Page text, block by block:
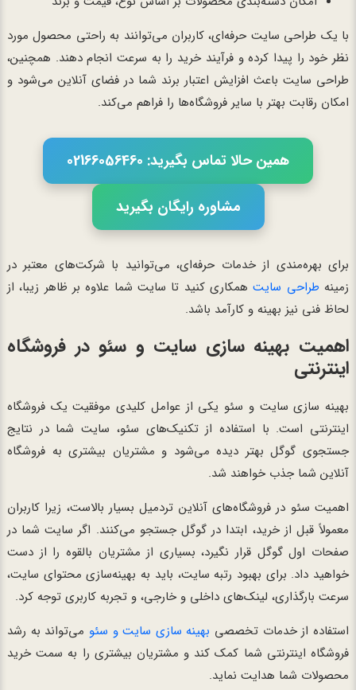
با یک طراحی سایت حرفه‌ای، کاربران می‌توانند به راحتی محصول مورد
نظر خود را پیدا کرده و فرآیند خرید را به سرعت انجام دهند. همچنین،
طراحی سایت باعث افزایش اعتبار برند شما در فضای آنلاین می‌شود و
امکان رقابت بهتر با سایر فروشگاه‌ها را فراهم می‌کند.
همین حالا تماس بگیرید: 02166056460
مشاوره رایگان بگیرید
برای بهره‌مندی از خدمات حرفه‌ای، می‌توانید با شرکت‌های معتبر در
زمینه طراحی سایتهمکاری کنید تا سایت شما علاوه بر ظاهر زیبا، از
لحاظ فنی نیز بهینه و کارآمد باشد.
اهمیت بهینه سازی سایت و سئو در فروشگاه
اینترنتی
بهینه سازی سایت و سئو یکی از عوامل کلیدی موفقیت یک فروشگاه
اینترنتی است. با استفاده از تکنیک‌های سئو، سایت شما در نتایج
جستجوی گوگل بهتر دیده می‌شود و مشتریان بیشتری به فروشگاه
آنلاین شما جذب خواهند شد.
اهمیت سئو در فروشگاه‌های آنلاین تردمیل بسیار بالاست، زیرا کاربران
معمولاً قبل از خرید، ابتدا در گوگل جستجو می‌کنند. اگر سایت شما در
صفحات اول گوگل قرار نگیرد، بسیاری از مشتریان بالقوه را از دست
خواهید داد. برای بهبود رتبه سایت، باید به بهینه‌سازی محتوای سایت،
سرعت بارگذاری، لینک‌های داخلی و خارجی، و تجربه کاربری توجه کرد.
استفاده از خدمات تخصصی بهینه سازی سایت و سئو می‌تواند به رشد
فروشگاه اینترنتی شما کمک کند و مشتریان بیشتری را به سمت خرید
محصولات شما هدایت نماید.